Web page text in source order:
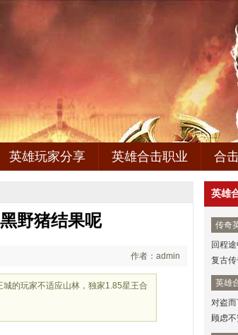
英雄玩家分享 英雄合击职业 合
野猪结果呢
作者：admin
的玩家不适应山林，独家1.85星王合
英雄
传奇
回程途
复古
英雄
对盗
顾虑